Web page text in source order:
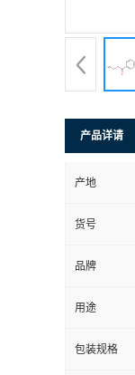
产品详请
产地
货号
品牌
用途
包装规格